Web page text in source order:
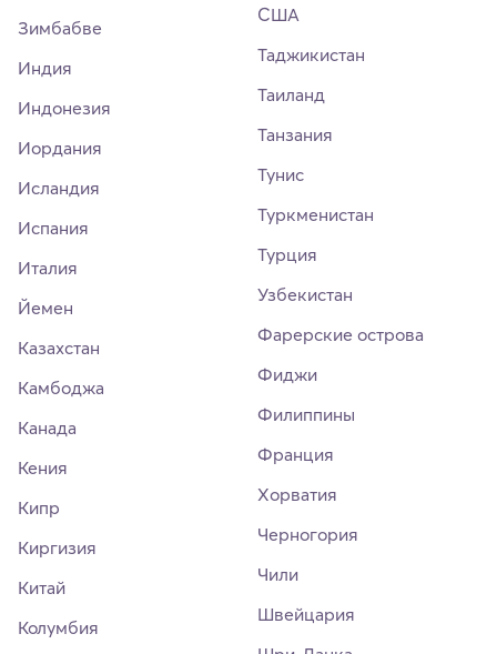
Зимбабве
Индия
Индонезия
Иордания
Исландия
Испания
Италия
Йемен
Казахстан
Камбоджа
Канада
Кения
Кипр
Киргизия
Китай
Колумбия
США
Таджикистан
Таиланд
Танзания
Тунис
Туркменистан
Турция
Узбекистан
Фарерские острова
Фиджи
Филиппины
Франция
Хорватия
Черногория
Чили
Швейцария